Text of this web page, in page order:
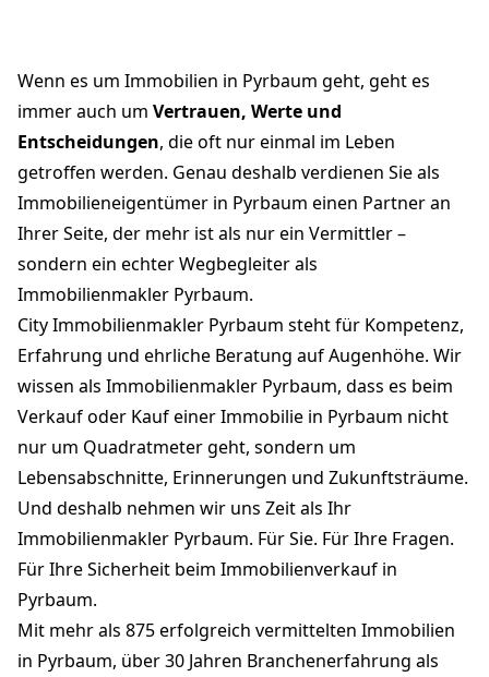
Wenn es um Immobilien in Pyrbaum geht, geht es
immer auch um Vertrauen, Werte und
Entscheidungen, die oft nur einmal im Leben
getroffen werden. Genau deshalb verdienen Sie als
Immobilieneigentümer in Pyrbaum einen Partner an
Ihrer Seite, der mehr ist als nur ein Vermittler –
sondern ein echter Wegbegleiter als
Immobilienmakler Pyrbaum.
City Immobilienmakler Pyrbaum steht für Kompetenz,
Erfahrung und ehrliche Beratung auf Augenhöhe. Wir
wissen als Immobilienmakler Pyrbaum, dass es beim
Verkauf oder Kauf einer Immobilie in Pyrbaum nicht
nur um Quadratmeter geht, sondern um
Lebensabschnitte, Erinnerungen und Zukunftsträume.
Und deshalb nehmen wir uns Zeit als Ihr
Immobilienmakler Pyrbaum. Für Sie. Für Ihre Fragen.
Für Ihre Sicherheit beim Immobilienverkauf in
Pyrbaum.
Mit mehr als 875 erfolgreich vermittelten Immobilien
in Pyrbaum, über 30 Jahren Branchenerfahrung als